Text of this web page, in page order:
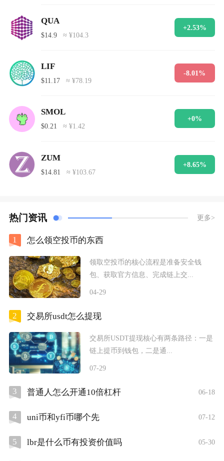
QUA
$14.9 ≈ ¥104.3
+2.53%
LIF
$11.17 ≈ ¥78.19
-8.01%
SMOL
$0.21 ≈ ¥1.42
+0%
ZUM
$14.81 ≈ ¥103.67
+8.65%
热门资讯 更多>
1 怎么领空投币的东西
领取空投币的核心流程是准备安全钱
包、获取官方信息、完成链上交...
04-29
2 交易所usdt怎么提现
交易所USDT提现核心有两条路径：一是
链上提币到钱包，二是通...
07-29
3 普通人怎么开通10倍杠杆 06-18
4 uni币和yfi币哪个先 07-12
5 lbr是什么币有投资价值吗 05-30